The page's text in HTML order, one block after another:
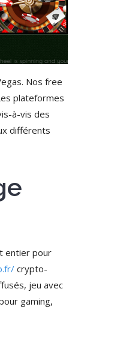
Nos free
plateformes
à-vis des
différents
entier pour
crypto-
jeu avec
gaming,